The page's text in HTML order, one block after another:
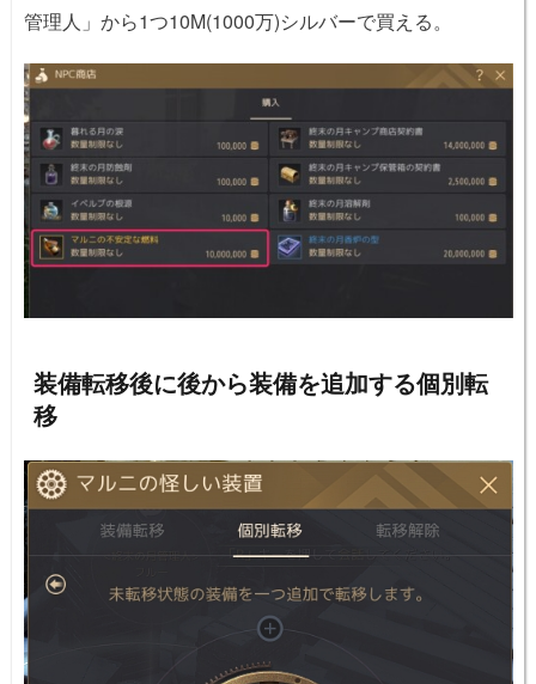
管理人」から1つ10M(1000万)シルバーで買える。
装備転移後に後から装備を追加する個別転
移